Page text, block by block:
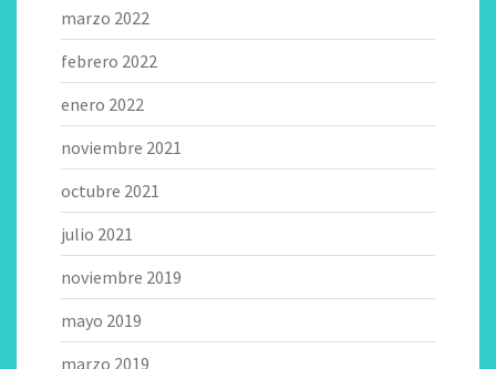
marzo 2022
febrero 2022
enero 2022
noviembre 2021
octubre 2021
julio 2021
noviembre 2019
mayo 2019
marzo 2019